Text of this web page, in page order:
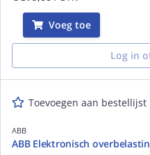
Voeg toe
Log in
Toevoegen aan bestellijst
ABB
ABB Elektronisch